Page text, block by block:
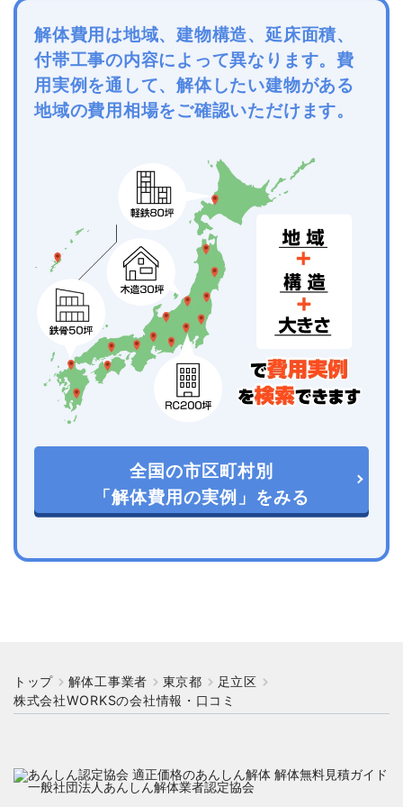
解体費用は地域、建物構造、延床面積、
付帯工事の内容によって異なります。費
用実例を通して、解体したい建物がある
地域の費用相場をご確認いただけます。
全国の市区町村別
「解体費用の実例」をみる
トップ 解体工事業者 東京都
足立区
株式会社WORKSの会社情報・口コミ